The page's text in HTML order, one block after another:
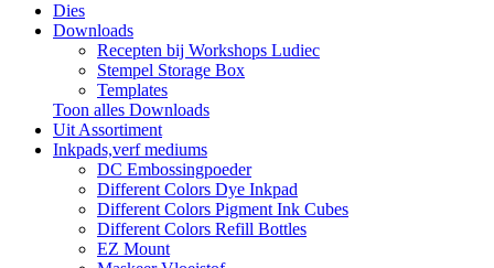
Dies
Downloads
Recepten bij Workshops Ludiec
Stempel Storage Box
Templates
Toon alles Downloads
Uit Assortiment
Inkpads,verf mediums
DC Embossingpoeder
Different Colors Dye Inkpad
Different Colors Pigment Ink Cubes
Different Colors Refill Bottles
EZ Mount